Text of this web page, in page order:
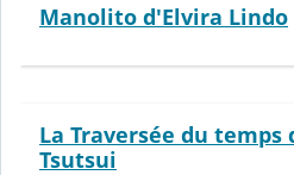
Manolito d'Elvira Lindo
La Traversée du temps
Tsutsui